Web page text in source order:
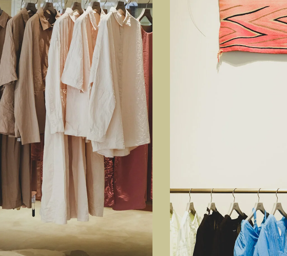
#kobe
Update :
Address :
tel :
Web :